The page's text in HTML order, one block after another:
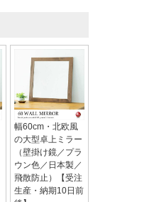
幅60cm・北欧風
の大型卓上ミラー
（壁掛け鏡／プラ
ウン色／日本製／
飛散防止）【受注
生産・納期10日前